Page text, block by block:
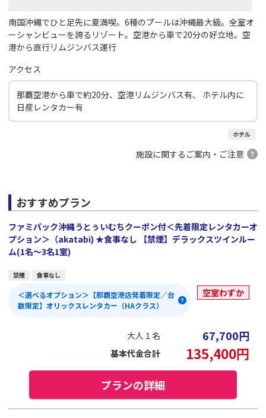
南国沖縄でひと足先に夏満喫。6種のプールは沖縄最大級。全室オ
ーシャンビューを誇るリゾート。空港から車で20分の好立地。空
港から直行リムジンバス運行
アクセス
那覇空港から車で約20分、空港リムジンバス有、 ホテル内に
日産レンタカー有
ホテル
施設に関するご案内・ご注意
おすすめプラン
ファミパック沖縄うとぅいむちクーポン付＜先着限定レンタカーオ
プション＞（akatabi) ★食事なし 【禁煙】デラックスツインルー
ム(1名～3名1室)
禁煙 食事なし
＜選べるオプション＞【那覇空港店発着限定／台
数限定】オリックスレンタカー（HAクラス）
空室わずか
大人１名 67,700円
基本代金合計 135,400円
プランの詳細